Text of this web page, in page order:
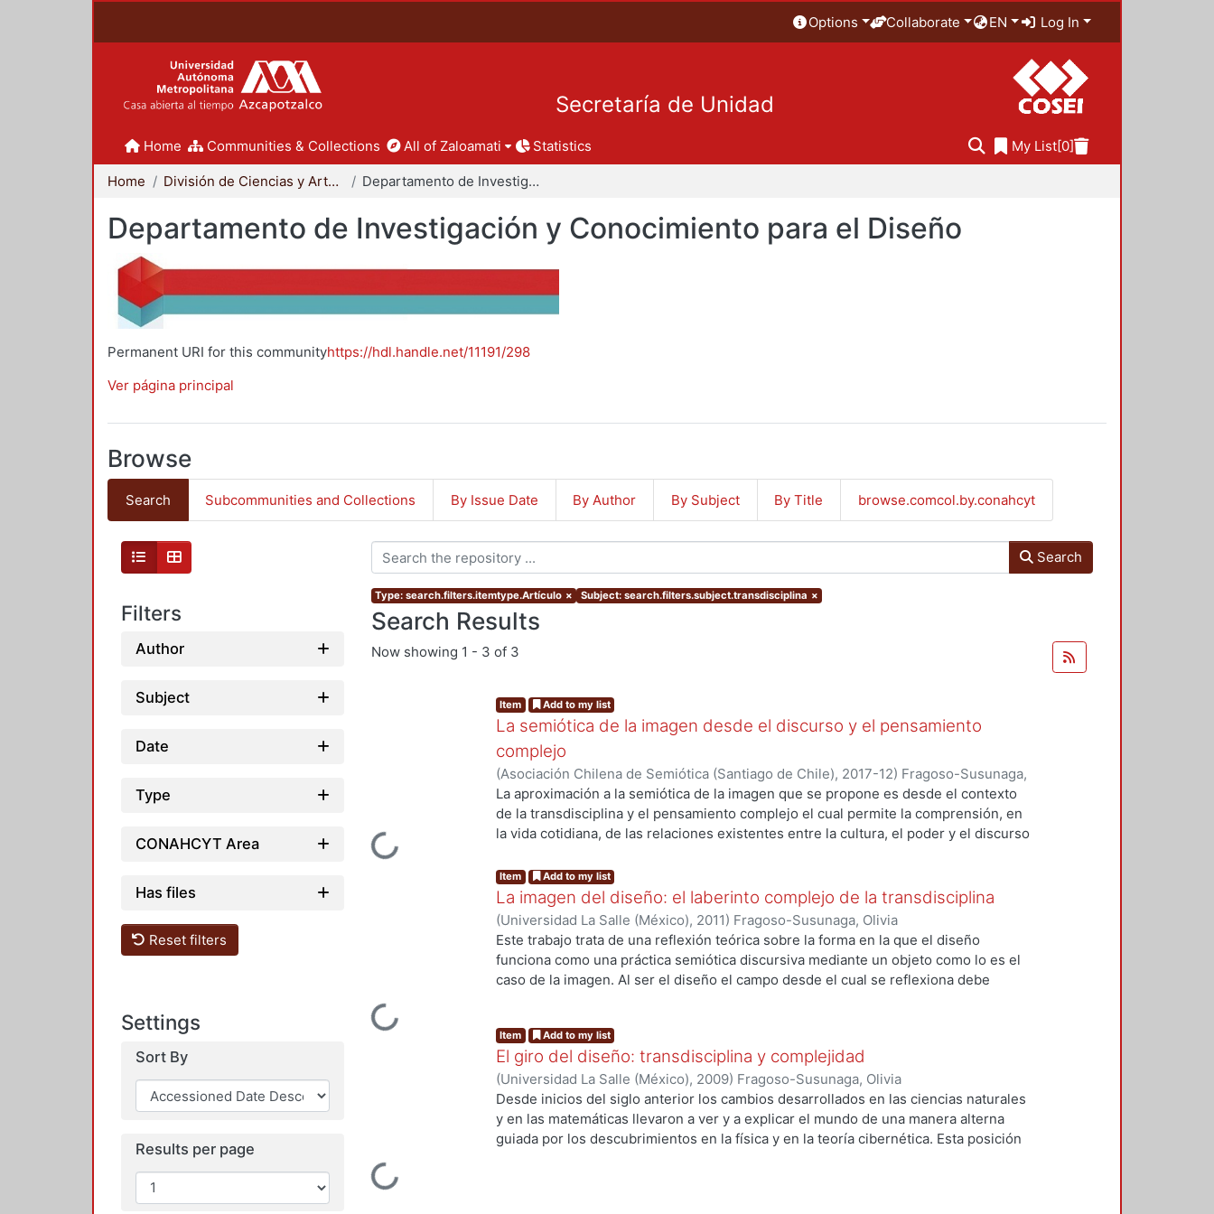
Options Collaborate EN Log In
Secretaría de Unidad
Home Communities & Collections All of Zaloamati Statistics My List[0]
Home División de Ciencias y Artes para el Diseño Departamento de Investigación y Conocimiento para el Diseño
Departamento de Investigación y Conocimiento para el Diseño
Permanent URI for this communityhttps://hdl.handle.net/11191/298
Ver página principal
Browse
Search Subcommunities and Collections By Issue Date By Author By Subject By Title browse.comcol.by.conahcyt
Filters
Author
Subject
Date
Type
CONAHCYT Area
Has files
Reset filters
Settings
Sort By
Results per page
Search
Type: search.filters.itemtype.Artículo × Subject: search.filters.subject.transdisciplina ×
Search Results
Now showing 1 - 3 of 3
Loading...
Item Add to my list
La semiótica de la imagen desde el discurso y el pensamiento
complejo
(Asociación Chilena de Semiótica (Santiago de Chile), 2017-12) Fragoso-Susunaga,
Olivia
La aproximación a la semiótica de la imagen que se propone es desde el contexto
de la transdisciplina y el pensamiento complejo el cual permite la comprensión, en
la vida cotidiana, de las relaciones existentes entre la cultura, el poder y el discurso
desde el laberinto complejo, en el que se tenga en cuenta las interacciones de los
planos: social, político y cultural retomando la Teoría del Discurso para comprender
las prácticas semiótico discursivas como un fenómeno propio de la imagen que
está más allá de los sistemas de signos.
Loading...
Item Add to my list
La imagen del diseño: el laberinto complejo de la transdisciplina
(Universidad La Salle (México), 2011) Fragoso-Susunaga, Olivia
Este trabajo trata de una reflexión teórica sobre la forma en la que el diseño
funciona como una práctica semiótica discursiva mediante un objeto como lo es el
caso de la imagen. Al ser el diseño el campo desde el cual se reflexiona debe
Loading...
Item Add to my list
El giro del diseño: transdisciplina y complejidad
(Universidad La Salle (México), 2009) Fragoso-Susunaga, Olivia
Desde inicios del siglo anterior los cambios desarrollados en las ciencias naturales
y en las matemáticas llevaron a ver y a explicar el mundo de una manera alterna
guiada por los descubrimientos en la física y en la teoría cibernética. Esta posición